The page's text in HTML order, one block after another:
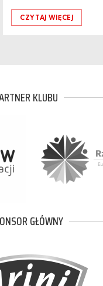
CZYTAJ WIĘCEJ
KLUBU
GŁÓWNY